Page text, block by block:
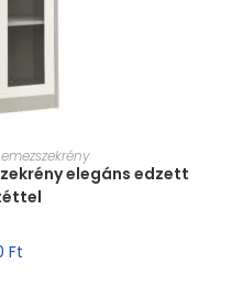
elegáns edzett
Ft